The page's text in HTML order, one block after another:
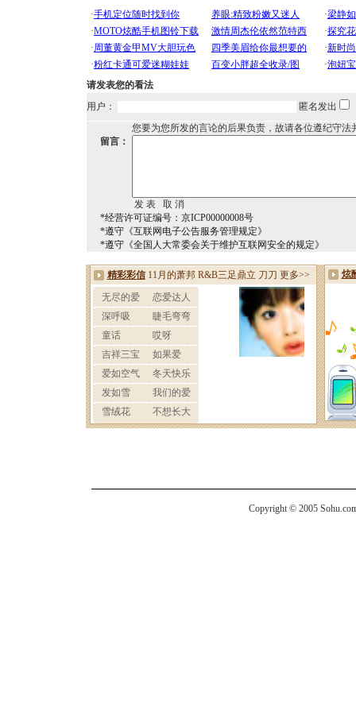
请发表您的看法
用户：
匿名发出
您要为您所发的言论的后果负责，故请各位遵纪守法
留言：
*经营许可证编号：京ICP00000008号
*遵守《互联网电子公告服务管理规定》
*遵守《全国人大常委会关于维护互联网安全的规定》
Copyright © 2005